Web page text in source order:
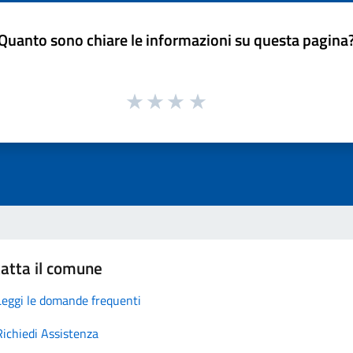
sono chiare le informazioni su questa
il comune
le domande frequenti
Assistenza